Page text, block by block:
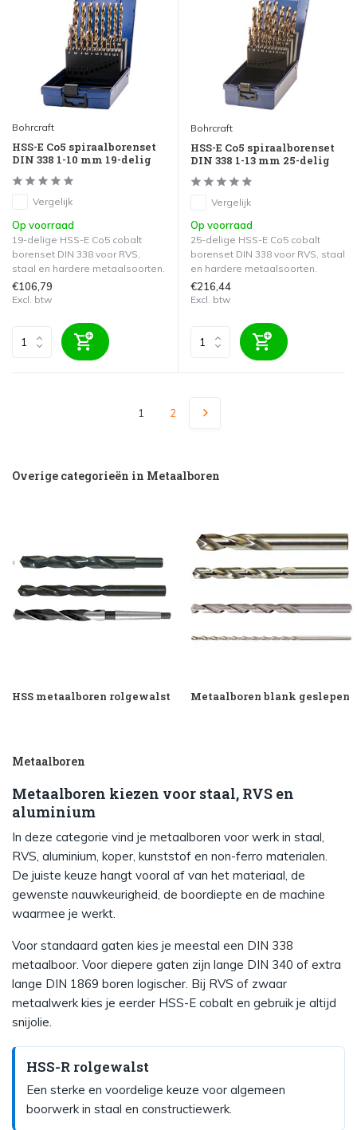
Bohrcraft
HSS-E Co5 spiraalborenset
DIN 338 1-10 mm 19-delig
Vergelijk
Op voorraad
19-delige HSS-E Co5 cobalt
borenset DIN 338 voor RVS,
staal en hardere metaalsoorten.
€106,79
Excl. btw
Bohrcraft
HSS-E Co5 spiraalborenset
DIN 338 1-13 mm 25-delig
Vergelijk
Op voorraad
25-delige HSS-E Co5 cobalt
borenset DIN 338 voor RVS, staal
en hardere metaalsoorten.
€216,44
Excl. btw
1 2
Overige categorieën in Metaalboren
HSS metaalboren rolgewalst Metaalboren blank geslepen
Metaalboren
Metaalboren kiezen voor staal, RVS en
aluminium
In deze categorie vind je metaalboren voor werk in staal,
RVS, aluminium, koper, kunststof en non-ferro materialen.
De juiste keuze hangt vooral af van het materiaal, de
gewenste nauwkeurigheid, de boordiepte en de machine
waarmee je werkt.
Voor standaard gaten kies je meestal een DIN 338
metaalboor. Voor diepere gaten zijn lange DIN 340 of extra
lange DIN 1869 boren logischer. Bij RVS of zwaar
metaalwerk kies je eerder HSS-E cobalt en gebruik je altijd
snijolie.
HSS-R rolgewalst
Een sterke en voordelige keuze voor algemeen
boorwerk in staal en constructiewerk.